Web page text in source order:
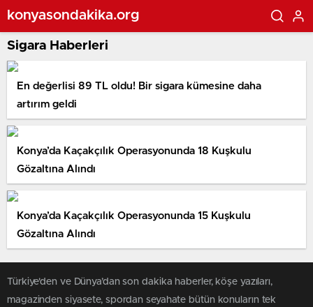
konyasondakika.org
Sigara Haberleri
En değerlisi 89 TL oldu! Bir sigara kümesine daha
artırım geldi
Konya’da Kaçakçılık Operasyonunda 18 Kuşkulu
Gözaltına Alındı
Konya’da Kaçakçılık Operasyonunda 15 Kuşkulu
Gözaltına Alındı
Türkiye'den ve Dünya’dan son dakika haberler, köşe yazıları,
magazinden siyasete, spordan seyahate bütün konuların tek